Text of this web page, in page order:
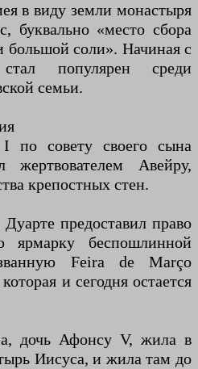
в виду земли монастыря
буквально «место сбора
большой соли». Начиная с
популярен среди
семьи.
по совету своего сына
Авейру,
крепостных стен.
предоставил право
ярмарку беспошлинной
Feira de Março
и сегодня остается
дочь Афонсу V, жила в
Иисуса, и жила там до